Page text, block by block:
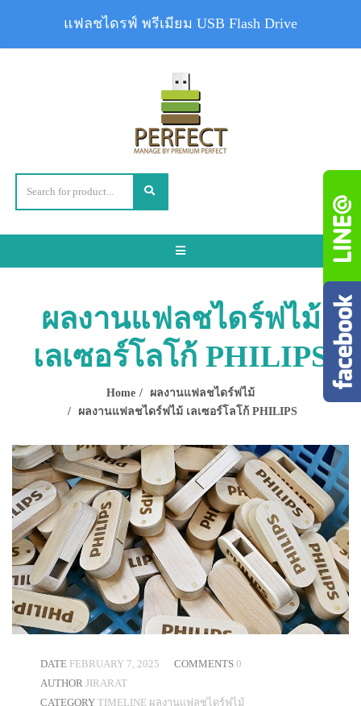
Toggle
ผลงานแฟลชไดร์ฟไม้
เลเซอร์โลโก้ PHILIPS
Home
ผลงานแฟลชไดร์ฟไม้
ผลงานแฟลชไดร์ฟไม้ เลเซอร์โลโก้ PHILIPS
DATE FEBRUARY 7, 2025 COMMENTS 0
AUTHOR JIRARAT
CATEGORY TIMELINE ผลงานแฟลชไดร์ฟไม้
แฟลชไดรฟ์ พรีเมียม USB Flash Drive